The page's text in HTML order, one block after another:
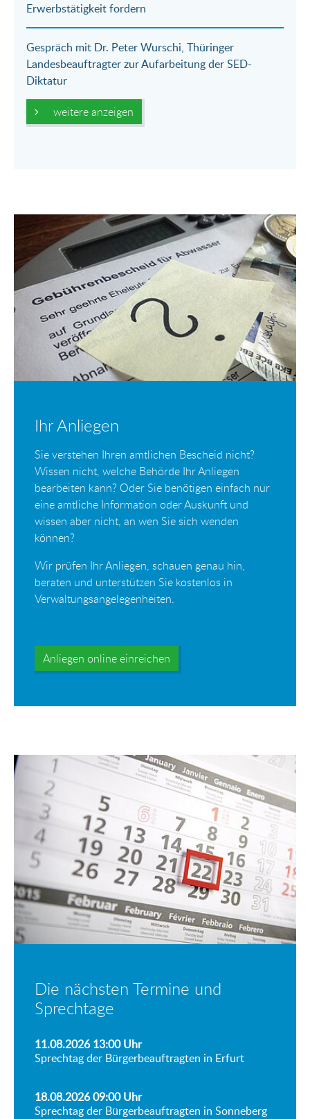
Erwerbstätigkeit fordern
Gespräch mit Dr. Peter Wurschi, Thüringer
Landesbeauftragter zur Aufarbeitung der SED-
Diktatur
weitere anzeigen
Ihr Anliegen
Sie verstehen Ihren amtlichen Bescheid nicht?
Wissen nicht, welche Behörde Ihr Anliegen
bearbeiten kann? Oder Sie benötigen einfach nur
eine amtliche Information oder Auskunft und
wissen aber nicht, an wen Sie sich wenden
können?
Wir prüfen Ihr Anliegen, schauen genau hin,
beraten und unterstützen Sie kostenlos in
Verwaltungsangelegenheiten.
Anliegen online einreichen
Die nächsten Termine und
Sprechtage
11.08.2026 13:00Uhr
Sprechtag der Bürgerbeauftragten in Erfurt
18.08.2026 09:00Uhr
Sprechtag der Bürgerbeauftragten in Sonneberg